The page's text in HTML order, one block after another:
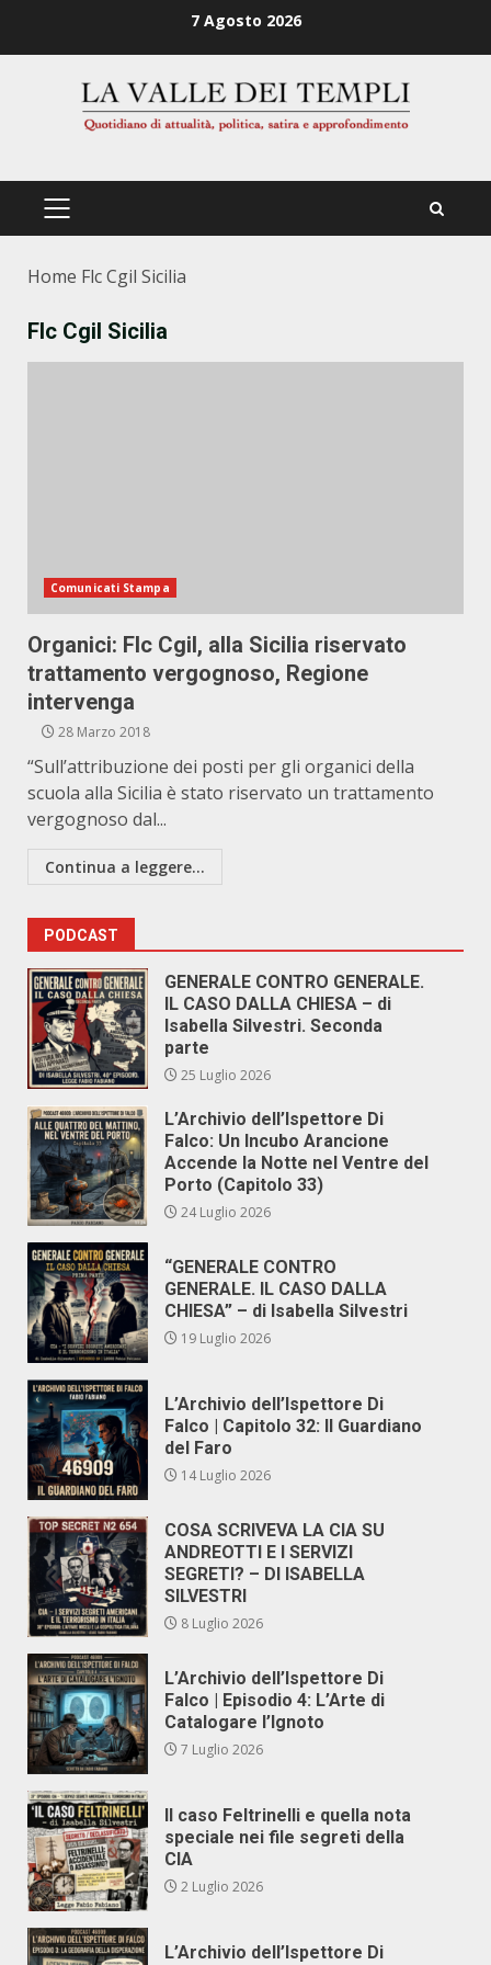
7 Agosto 2026
PRIMÄRES
Home Flc Cgil Sicilia
Flc Cgil Sicilia
Comunicati Stampa
Organici: Flc Cgil, alla Sicilia riservato
trattamento vergognoso, Regione
intervenga
28 Marzo 2018
“Sull’attribuzione dei posti per gli organici della
scuola alla Sicilia è stato riservato un trattamento
vergognoso dal...
Continua a leggere...
PODCAST
GENERALE CONTRO GENERALE.
IL CASO DALLA CHIESA – di
Isabella Silvestri. Seconda
parte
25 Luglio 2026
L’Archivio dell’Ispettore Di
Falco: Un Incubo Arancione
Accende la Notte nel Ventre del
Porto (Capitolo 33)
24 Luglio 2026
“GENERALE CONTRO
GENERALE. IL CASO DALLA
CHIESA” – di Isabella Silvestri
19 Luglio 2026
L’Archivio dell’Ispettore Di
Falco | Capitolo 32: Il Guardiano
del Faro
14 Luglio 2026
COSA SCRIVEVA LA CIA SU
ANDREOTTI E I SERVIZI
SEGRETI? – DI ISABELLA
SILVESTRI
8 Luglio 2026
L’Archivio dell’Ispettore Di
Falco | Episodio 4: L’Arte di
Catalogare l’Ignoto
7 Luglio 2026
Il caso Feltrinelli e quella nota
speciale nei file segreti della
CIA
2 Luglio 2026
L’Archivio dell’Ispettore Di